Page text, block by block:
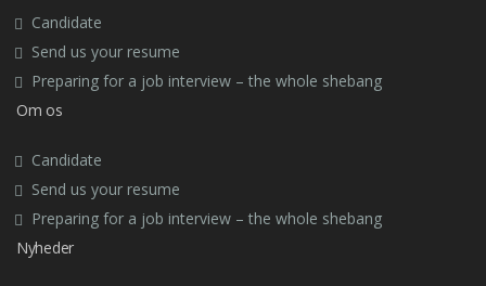
Candidate
Send us your resume
Preparing for a job interview – the whole shebang
Om os
Candidate
Send us your resume
Preparing for a job interview – the whole shebang
Nyheder